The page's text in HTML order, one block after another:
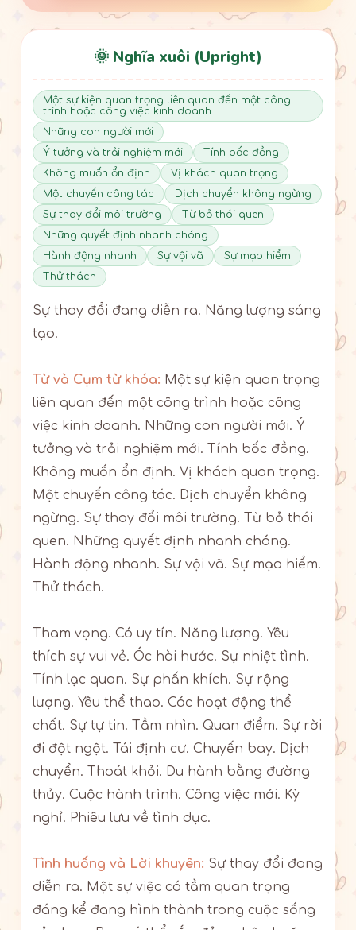
🌞 Nghĩa xuôi (Upright)
Một sự kiện quan trọng liên quan đến một công
trình hoặc công việc kinh doanh
Những con người mới
Ý tưởng và trải nghiệm mới
Tính bốc đồng
Không muốn ổn định
Vị khách quan trọng
Một chuyến công tác
Dịch chuyển không ngừng
Sự thay đổi môi trường
Từ bỏ thói quen
Những quyết định nhanh chóng
Hành động nhanh
Sự vội vã
Sự mạo hiểm
Thử thách
Sự thay đổi đang diễn ra. Năng lượng sáng
tạo.
Từ và Cụm từ khóa: Một sự kiện quan trọng
liên quan đến một công trình hoặc công
việc kinh doanh. Những con người mới. Ý
tưởng và trải nghiệm mới. Tính bốc đồng.
Không muốn ổn định. Vị khách quan trọng.
Một chuyến công tác. Dịch chuyển không
ngừng. Sự thay đổi môi trường. Từ bỏ thói
quen. Những quyết định nhanh chóng.
Hành động nhanh. Sự vội vã. Sự mạo hiểm.
Thử thách.
Tham vọng. Có uy tín. Năng lượng. Yêu
thích sự vui vẻ. Óc hài hước. Sự nhiệt tình.
Tính lạc quan. Sự phấn khích. Sự rộng
lượng. Yêu thể thao. Các hoạt động thể
chất. Sự tự tin. Tầm nhìn. Quan điểm. Sự rời
đi đột ngột. Tái định cư. Chuyến bay. Dịch
chuyển. Thoát khỏi. Du hành bằng đường
thủy. Cuộc hành trình. Công việc mới. Kỳ
nghỉ. Phiêu lưu về tình dục.
Tình huống và Lời khuyên: Sự thay đổi đang
diễn ra. Một sự việc có tầm quan trọng
đáng kể đang hình thành trong cuộc sống